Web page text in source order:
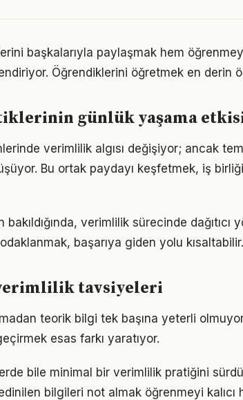
başkalarıyla paylaşmak hem
Öğrendiklerini öğretmek en derin
günlük yaşama
verimlilik algısı değişiyor; ancak
Bu ortak paydayı keşfetmek, iş
bakıldığında, verimlilik sürecinde
başarıya giden yolu kısaltabilir.
tavsiyeleri
teorik bilgi tek başına yeterli
esas farkı yaratıyor.
bile minimal bir verimlilik pratiğini
bilgileri not almak öğrenmeyi kalıcı